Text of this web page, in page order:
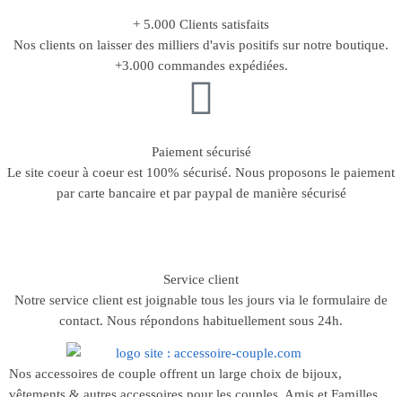
+ 5.000 Clients satisfaits
Nos clients on laisser des milliers d'avis positifs sur notre boutique.
+3.000 commandes expédiées.
Paiement sécurisé
Le site coeur à coeur est 100% sécurisé. Nous proposons le paiement
par carte bancaire et par paypal de manière sécurisé
Service client
Notre service client est joignable tous les jours via le formulaire de
contact. Nous répondons habituellement sous 24h.
Nos accessoires de couple offrent un large choix de bijoux,